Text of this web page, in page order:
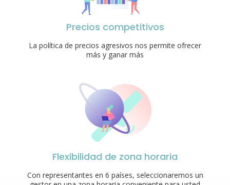
Precios competitivos
La política de precios agresivos nos permite ofrecer
más y ganar más
Flexibilidad de zona horaria
Con representantes en 6 países, seleccionaremos un